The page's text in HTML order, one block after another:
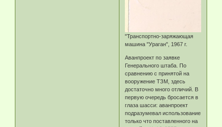
"Транспортно-заряжающая
машина "Ураган", 1967 г.
Аванпроект по заявке
Генерального штаба. По
сравнению с принятой на
вооружение ТЗМ, здесь
достаточно много отличий. В
первую очередь бросается в
глаза шасси: аванпроект
подразумевал использование
только что поставленного на